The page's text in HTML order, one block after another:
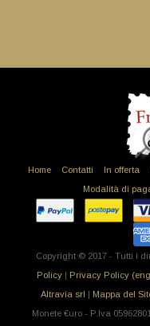
Home Contatti In offerta
Modalità di
Copyright © 2017 - Tutti i
Policy | Privacy Policy
Altravia srl | Mappa del
Monete €uro - P.Iva